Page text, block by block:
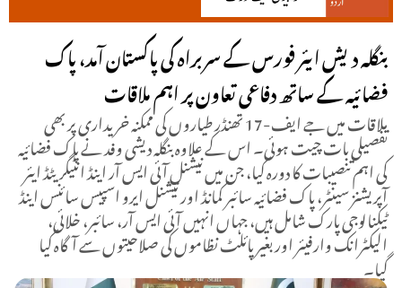
بنگلہ دیش ایئر فورس کے سربراہ کی پاکستان آمد، پاک
فضائیہ کے ساتھ دفاعی تعاون پر اہم ملاقات
ملاقات میں جے ایف-17 تھنڈر طیاروں کی ممکنہ خریداری پر بھی
تفصیلی بات چیت ہوئی۔ اس کے علاوہ بنگلہ دیشی وفد نے پاک فضائیہ
کی اہم تنصیبات کا دورہ کیا، جن میں نیشنل آئی ایس آر اینڈ انٹیگریٹڈ ایئر
آپریشنز سینٹر، پاک فضائیہ سائبر کمانڈ اور نیشنل ایرو اسپیس سائنس اینڈ
ٹیکنالوجی پارک شامل ہیں، جہاں انہیں آئی ایس آر، سائبر، خلائی،
الیکٹرانک وارفیئر اور بغیر پائلٹ نظاموں کی صلاحیتوں سے آگاہ کیا
گیا۔